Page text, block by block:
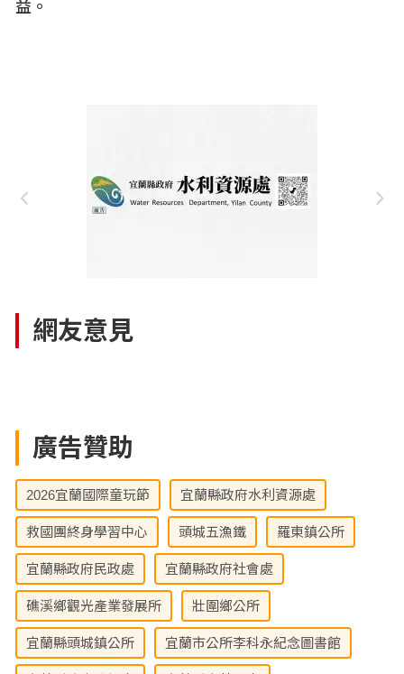
益。
網友意見
廣告贊助
2026宜蘭國際童玩節 宜蘭縣政府水利資源處
救國團終身學習中心 頭城五漁鐵 羅東鎮公所
宜蘭縣政府民政處 宜蘭縣政府社會處
礁溪鄉觀光產業發展所 壯圍鄉公所
宜蘭縣頭城鎮公所 宜蘭市公所李科永紀念圖書館